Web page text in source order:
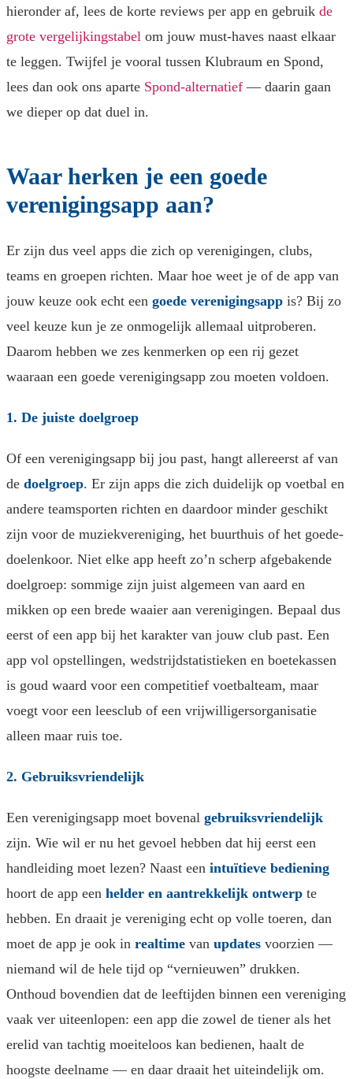
hieronder af, lees de korte reviews per app en gebruik de
grote vergelijkingstabel om jouw must-haves naast elkaar
te leggen. Twijfel je vooral tussen Klubraum en Spond,
lees dan ook ons aparte Spond-alternatief — daarin gaan
we dieper op dat duel in.
Waar herken je een goede
verenigingsapp aan?
Er zijn dus veel apps die zich op verenigingen, clubs,
teams en groepen richten. Maar hoe weet je of de app van
jouw keuze ook echt een goede verenigingsapp is? Bij zo
veel keuze kun je ze onmogelijk allemaal uitproberen.
Daarom hebben we zes kenmerken op een rij gezet
waaraan een goede verenigingsapp zou moeten voldoen.
1. De juiste doelgroep
Of een verenigingsapp bij jou past, hangt allereerst af van
de doelgroep. Er zijn apps die zich duidelijk op voetbal en
andere teamsporten richten en daardoor minder geschikt
zijn voor de muziekvereniging, het buurthuis of het goede-
doelenkoor. Niet elke app heeft zo’n scherp afgebakende
doelgroep: sommige zijn juist algemeen van aard en
mikken op een brede waaier aan verenigingen. Bepaal dus
eerst of een app bij het karakter van jouw club past. Een
app vol opstellingen, wedstrijdstatistieken en boetekassen
is goud waard voor een competitief voetbalteam, maar
voegt voor een leesclub of een vrijwilligersorganisatie
alleen maar ruis toe.
2. Gebruiksvriendelijk
Een verenigingsapp moet bovenal gebruiksvriendelijk
zijn. Wie wil er nu het gevoel hebben dat hij eerst een
handleiding moet lezen? Naast een intuïtieve bediening
hoort de app een helder en aantrekkelijk ontwerp te
hebben. En draait je vereniging echt op volle toeren, dan
moet de app je ook in realtime van updates voorzien —
niemand wil de hele tijd op “vernieuwen” drukken.
Onthoud bovendien dat de leeftijden binnen een vereniging
vaak ver uiteenlopen: een app die zowel de tiener als het
erelid van tachtig moeiteloos kan bedienen, haalt de
hoogste deelname — en daar draait het uiteindelijk om.